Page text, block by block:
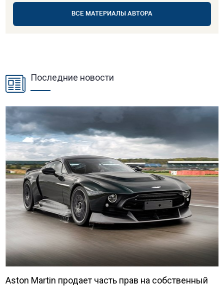
ВСЕ МАТЕРИАЛЫ АВТОРА
Последние новости
Aston Martin продает часть прав на собственный